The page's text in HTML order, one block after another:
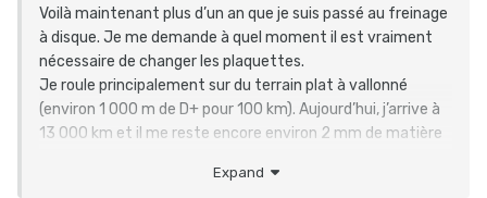
Voilà maintenant plus d’un an que je suis passé au freinage
à disque. Je me demande à quel moment il est vraiment
nécessaire de changer les plaquettes.
Je roule principalement sur du terrain plat à vallonné
(environ 1 000 m de D+ pour 100 km). Aujourd’hui, j’arrive à
13 000 km et il me reste encore environ 2 mm de matière
Je trouve le nombre de kilomètres parcourus assez
Expand